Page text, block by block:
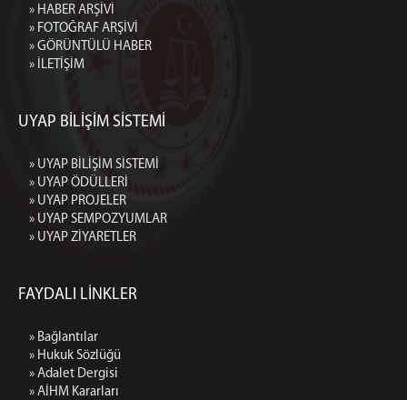
» HABER ARŞİVİ
» FOTOĞRAF ARŞİVİ
» GÖRÜNTÜLÜ HABER
» İLETİŞİM
UYAP BİLİŞİM SİSTEMİ
» UYAP BİLİŞİM SİSTEMİ
» UYAP ÖDÜLLERİ
» UYAP PROJELER
» UYAP SEMPOZYUMLAR
» UYAP ZİYARETLER
FAYDALI LİNKLER
» Bağlantılar
» Hukuk Sözlüğü
» Adalet Dergisi
» AİHM Kararları